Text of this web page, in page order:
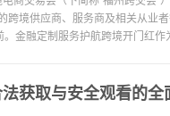
跨境供应商、服务商及相关从业
金融定制服务护航跨境开门红
获取与安全观看的全